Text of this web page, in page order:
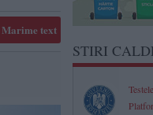
Marime text
STIRI